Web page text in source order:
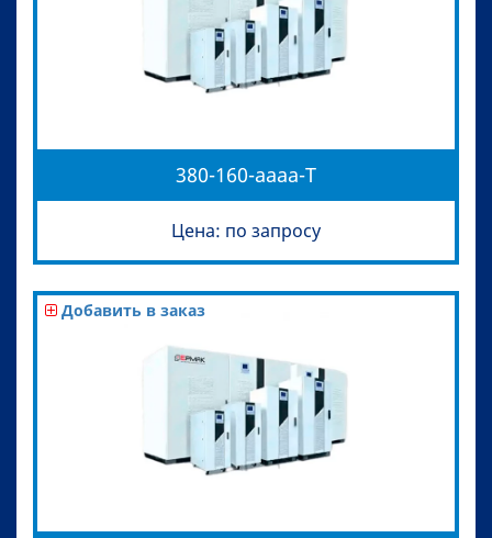
380-160-aaaa-T
Цена: по запросу
Добавить в заказ